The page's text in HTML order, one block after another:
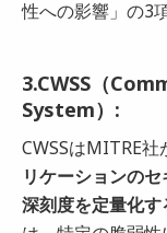
性への影響」の3
3.CWSS（
System）:
CWSSはMITRE社
リケーションの
深刻度を定量化